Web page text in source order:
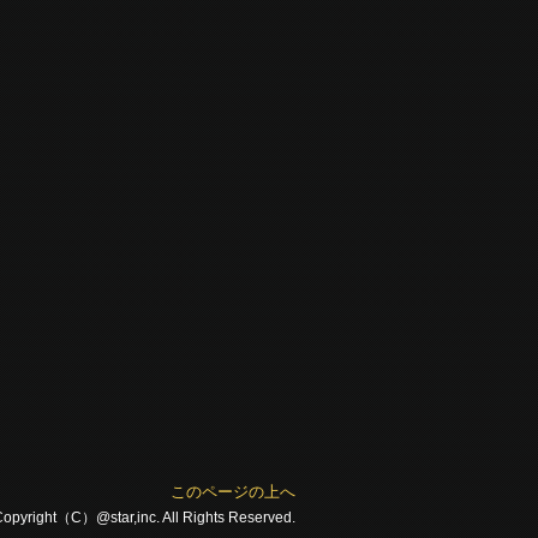
このページの上へ
（C）@star,inc. All Rights Reserved.